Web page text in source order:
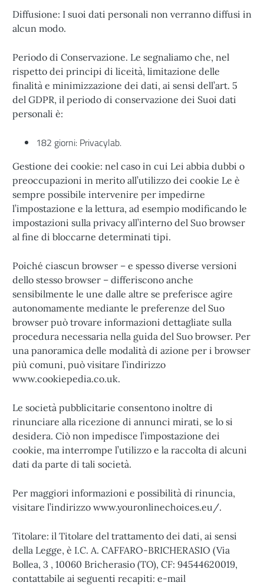
Diffusione: I suoi dati personali non verranno diffusi in
alcun modo.
Periodo di Conservazione. Le segnaliamo che, nel
rispetto dei principi di liceità, limitazione delle
finalità e minimizzazione dei dati, ai sensi dell’art. 5
del GDPR, il periodo di conservazione dei Suoi dati
personali è:
182 giorni: Privacylab.
Gestione dei cookie: nel caso in cui Lei abbia dubbi o
preoccupazioni in merito all’utilizzo dei cookie Le è
sempre possibile intervenire per impedirne
l’impostazione e la lettura, ad esempio modificando le
impostazioni sulla privacy all’interno del Suo browser
al fine di bloccarne determinati tipi.
Poiché ciascun browser – e spesso diverse versioni
dello stesso browser – differiscono anche
sensibilmente le une dalle altre se preferisce agire
autonomamente mediante le preferenze del Suo
browser può trovare informazioni dettagliate sulla
procedura necessaria nella guida del Suo browser. Per
una panoramica delle modalità di azione per i browser
più comuni, può visitare l’indirizzo
www.cookiepedia.co.uk.
Le società pubblicitarie consentono inoltre di
rinunciare alla ricezione di annunci mirati, se lo si
desidera. Ciò non impedisce l’impostazione dei
cookie, ma interrompe l’utilizzo e la raccolta di alcuni
dati da parte di tali società.
Per maggiori informazioni e possibilità di rinuncia,
visitare l’indirizzo www.youronlinechoices.eu/.
Titolare: il Titolare del trattamento dei dati, ai sensi
della Legge, è I.C. A. CAFFARO-BRICHERASIO (Via
Bollea, 3 , 10060 Bricherasio (TO), CF: 94544620019,
contattabile ai seguenti recapiti: e-mail